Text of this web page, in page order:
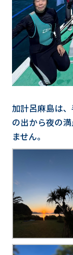
加計呂麻島は
の出から夜の
ません。